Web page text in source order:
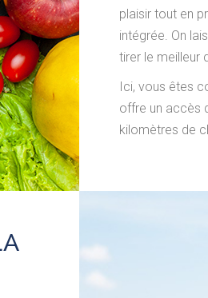
plaisir tout en
intégrée. On
tirer le meilleur
Ici, vous êtes
offre un accès
kilomètres de